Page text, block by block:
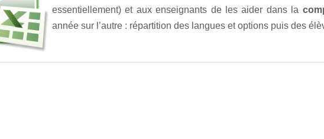
essentiellement) et aux enseignants de les aider dans la
année sur l’autre : répartition des langues et options puis des